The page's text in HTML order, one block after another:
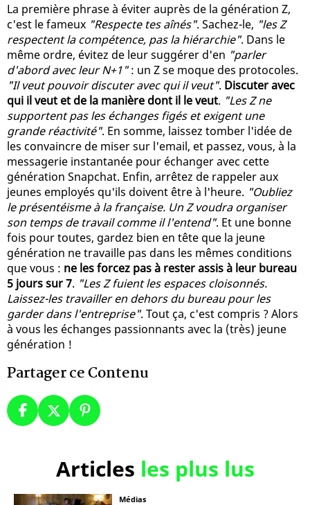
La première phrase à éviter auprès de la génération Z,
c'est le fameux "Respecte tes aînés". Sachez-le, "les Z
respectent la compétence, pas la hiérarchie". Dans le
même ordre, évitez de leur suggérer d'en "parler
d'abord avec leur N+1": un Z se moque des protocoles.
"Il veut pouvoir discuter avec qui il veut". Discuter avec
qui il veut et de la manière dont il le veut. "Les Z ne
supportent pas les échanges figés et exigent une
grande réactivité". En somme, laissez tomber l'idée de
les convaincre de miser sur l'email, et passez, vous, à la
messagerie instantanée pour échanger avec cette
génération Snapchat. Enfin, arrêtez de rappeler aux
jeunes employés qu'ils doivent être à l'heure. "Oubliez
le présentéisme à la française. Un Z voudra organiser
son temps de travail comme il l'entend". Et une bonne
fois pour toutes, gardez bien en tête que la jeune
génération ne travaille pas dans les mêmes conditions
que vous : ne les forcez pas à rester assis à leur bureau
5 jours sur 7. "Les Z fuient les espaces cloisonnés.
Laissez-les travailler en dehors du bureau pour les
garder dans l'entreprise". Tout ça, c'est compris ? Alors
à vous les échanges passionnants avec la (très) jeune
génération !
Partager ce Contenu
Articles les plus lus
Médias